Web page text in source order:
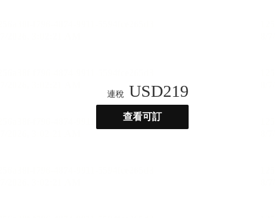
連稅 USD219
查看可訂